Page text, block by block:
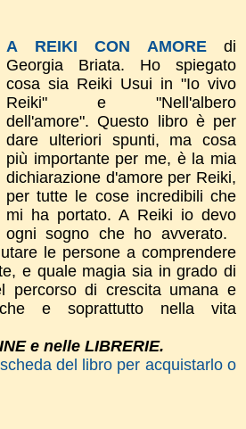
A REIKI CON AMOREdi
Georgia Briata. Ho spiegato
cosa sia Reiki Usui in "Io vivo
Reiki" e "Nell'albero
dell'amore".​Questo libro è per
dare ulteriori spunti, ma cosa
più importante per me, è la mia
dichiarazione d'amor​e per Reiki,
per tutte le cose incredibili che
mi ha portato. A Reiki io devo
ogni sogno che ho avverato.
le persone a comprendere
e quale magia sia in grado di
percorso di crescita umana e
e soprattutto nella vita
e nelle LIBRERIE.
del libro per acquistarlo o